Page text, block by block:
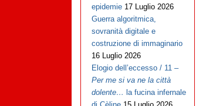
epidemie 17 Luglio 2026
Guerra algoritmica,
sovranità digitale e
costruzione di immaginario
16 Luglio 2026
Elogio dell’eccesso / 11 –
Per me si va ne la città
dolente… la fucina infernale